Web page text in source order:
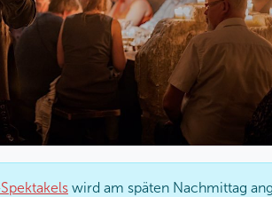
wird am späten Nachmittag